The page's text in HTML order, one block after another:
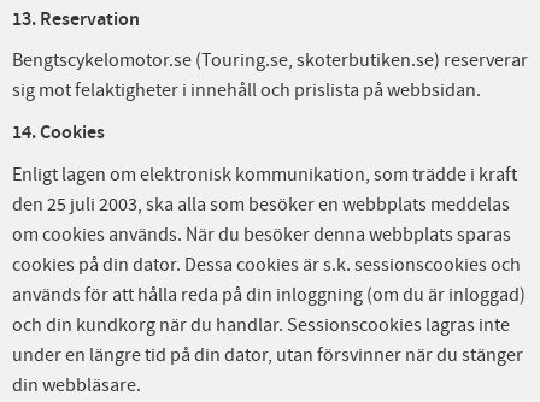
13. Reservation
Bengtscykelomotor.se (Touring.se, skoterbutiken.se) reserverar
sig mot felaktigheter i innehåll och prislista på webbsidan.
14. Cookies
Enligt lagen om elektronisk kommunikation, som trädde i kraft
den 25 juli 2003, ska alla som besöker en webbplats meddelas
om cookies används. När du besöker denna webbplats sparas
cookies på din dator. Dessa cookies är s.k. sessionscookies och
används för att hålla reda på din inloggning (om du är inloggad)
och din kundkorg när du handlar. Sessionscookies lagras inte
under en längre tid på din dator, utan försvinner när du stänger
din webbläsare.